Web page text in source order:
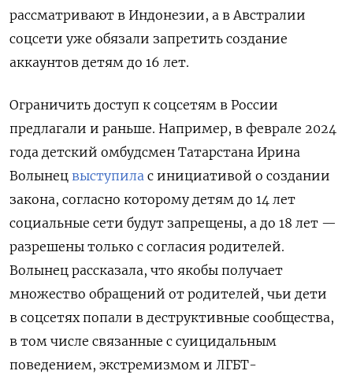
рассматривают в Индонезии, а в Австралии
соцсети уже обязали запретить создание
аккаунтов детям до 16 лет.
Ограничить доступ к соцсетям в России
предлагали и раньше. Например, в феврале 2024
года детский омбудсмен Татарстана Ирина
Волынец выступила с инициативой о создании
закона, согласно которому детям до 14 лет
социальные сети будут запрещены, а до 18 лет —
разрешены только с согласия родителей.
Волынец рассказала, что якобы получает
множество обращений от родителей, чьи дети
в соцсетях попали в деструктивные сообщества,
в том числе связанные с суицидальным
поведением, экстремизмом и ЛГБТ-